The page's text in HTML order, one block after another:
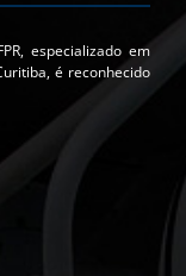
especializado em
é reconhecido